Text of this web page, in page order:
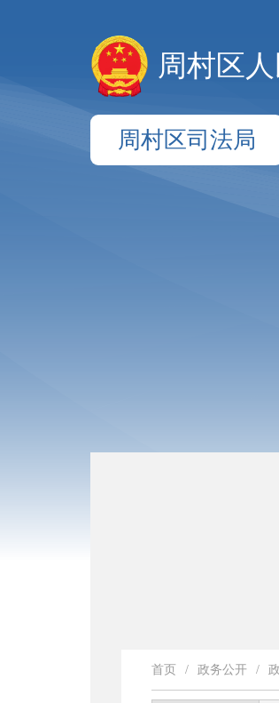
周村区
周村区司法局
首页 / 政务公开 /